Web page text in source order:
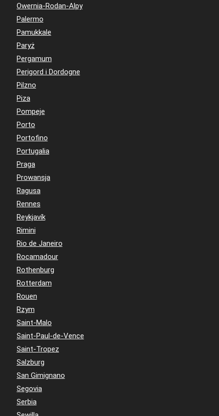
Owernia-Rodan-Alpy
Palermo
Pamukkale
Paryż
Pergamum
Perigord i Dordogne
Pilzno
Piza
Pompeje
Porto
Portofino
Portugalia
Praga
Prowansja
Ragusa
Rennes
Reykjavík
Rimini
Rio de Janeiro
Rocamadour
Rothenburg
Rotterdam
Rouen
Rzym
Saint-Malo
Saint-Paul-de-Vence
Saint-Tropez
Salzburg
San Gimignano
Segovia
Serbia